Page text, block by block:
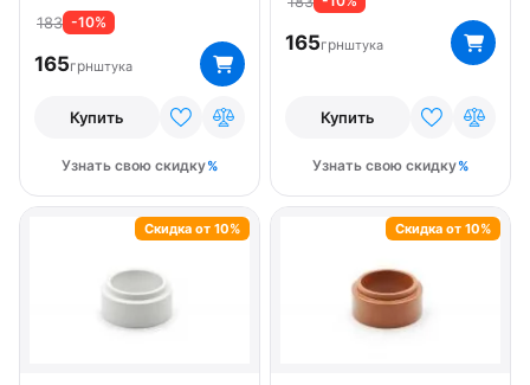
Цвет Белый
Цвет Красный Цвет Серый
183 -10%
165грнштука
Купить
Узнать свою скидку
165грнштука
Купить
Узнать свою скидку
Скидка от 10% Скидка от 10%